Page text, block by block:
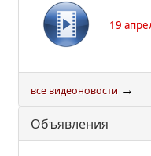
19
все видеоновости →
Объявления